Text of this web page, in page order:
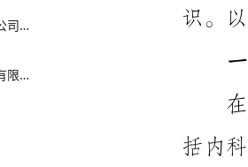
深圳市观潮电子技术有限公司介绍企业发展分析报告
北京快乐峰餐饮管理股份有限公司介绍企业发展分析报告